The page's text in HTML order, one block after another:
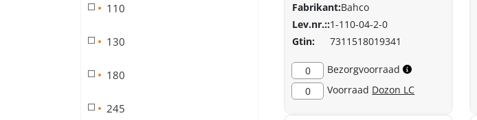
110
130
180
245
Fabrikant:Bahco
Lev.nr.::1-110-04-2-0
Gtin:
7311518019341
0
Bezorgvoorraad
0
Voorraad Dozon LC